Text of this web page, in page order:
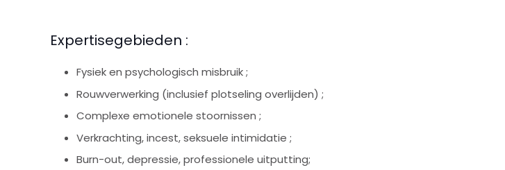
Expertisegebieden :
Fysiek en psychologisch misbruik ;
Rouwverwerking (inclusief plotseling overlijden) ;
Complexe emotionele stoornissen ;
Verkrachting, incest, seksuele intimidatie ;
Burn-out, depressie, professionele uitputting;